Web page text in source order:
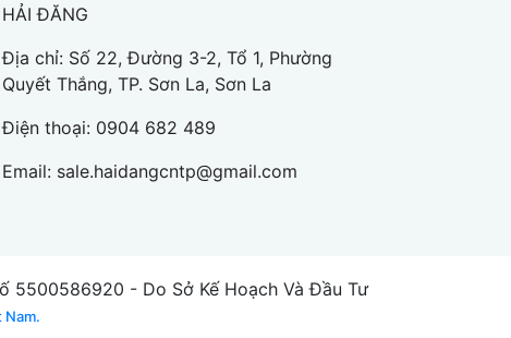
HẢI ĐĂNG
Địa chỉ: Số 22, Đường 3-2, Tổ 1, Phường
Quyết Thắng, TP. Sơn La, Sơn La
Điện thoại: 0904 682 489
Email: sale.haidangcntp@gmail.com
5500586920 - Do Sở Kế Hoạch Và Đầu Tư
Nam.